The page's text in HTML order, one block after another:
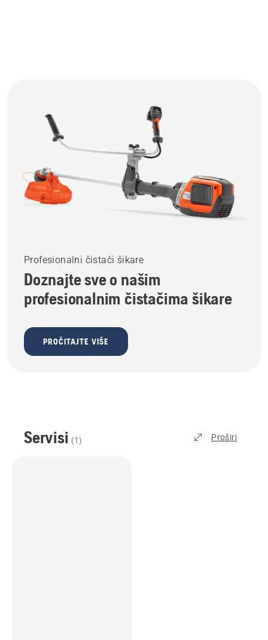
Profesionalni čistači šikare
Doznajte sve o našim
profesionalnim čistačima šikare
PROČITAJTE VIŠE
Servisi (1) Proširi